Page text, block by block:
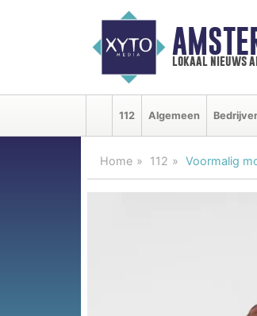
lokaal nieuws
112 Algemeen
Home 112 Voormalig